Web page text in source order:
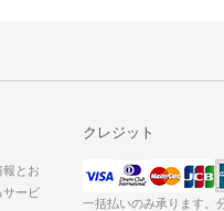
とお
サービ
クレジット
一括払いのみ承ります。